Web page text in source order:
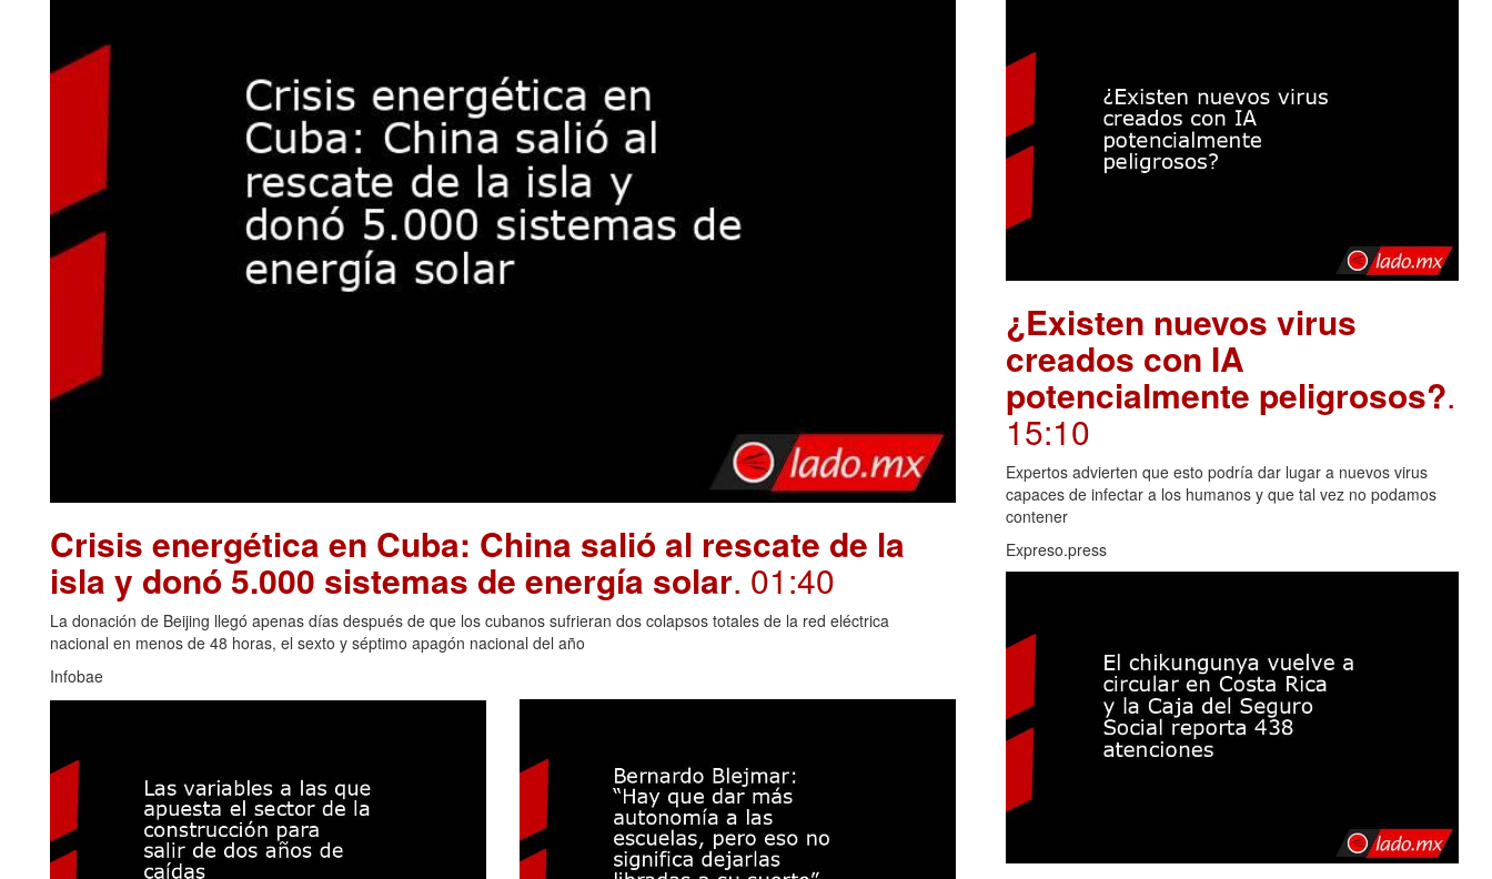
Crisis energética en Cuba: China salió al rescate de la
isla y donó 5.000 sistemas de energía solar. 01:40
La donación de Beijing llegó apenas días después de que los cubanos sufrieran dos colapsos totales de la red eléctrica
nacional en menos de 48 horas, el sexto y séptimo apagón nacional del año
Infobae
¿Existen nuevos virus
creados con IA
potencialmente peligrosos?.
15:10
Expertos advierten que esto podría dar lugar a nuevos virus
capaces de infectar a los humanos y que tal vez no podamos
contener
Expreso.press